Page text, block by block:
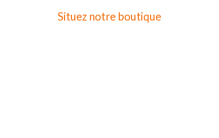
Situez notre boutique